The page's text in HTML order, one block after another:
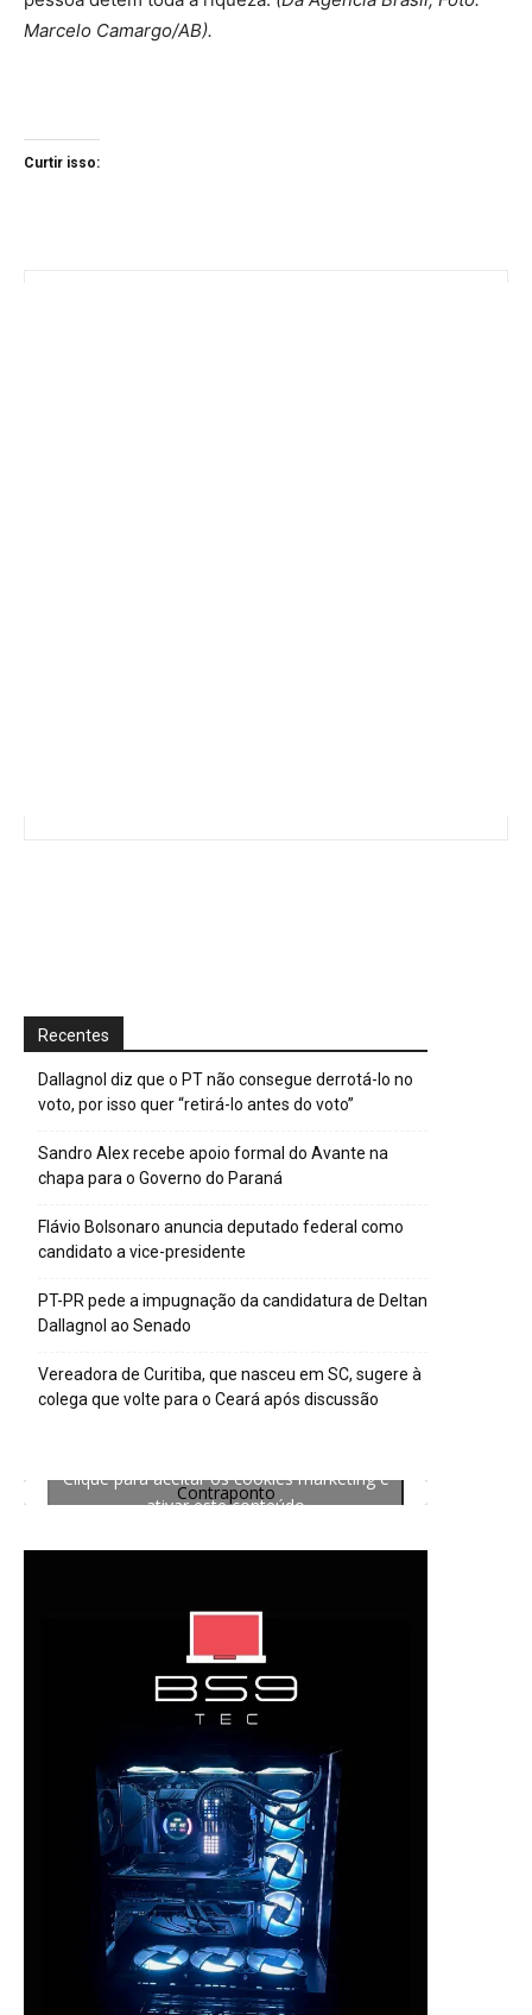
Marcelo Camargo/AB).
Curtir isso:
Recentes
Dallagnol diz que o PT não consegue derrotá-lo no
voto, por isso quer “retirá-lo antes do voto”
Sandro Alex recebe apoio formal do Avante na
chapa para o Governo do Paraná
Flávio Bolsonaro anuncia deputado federal como
candidato a vice-presidente
PT-PR pede a impugnação da candidatura de Deltan
Dallagnol ao Senado
Vereadora de Curitiba, que nasceu em SC, sugere à
colega que volte para o Ceará após discussão
Contraponto
Clique para aceitar os cookies marketing e
ativar este conteúdo